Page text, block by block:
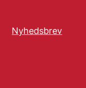
Nyhedsbrev